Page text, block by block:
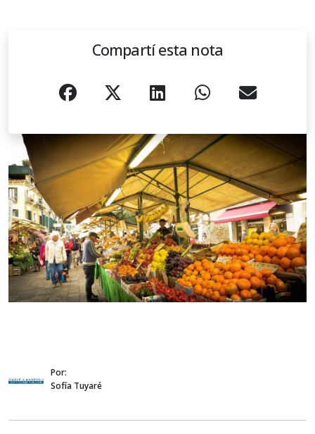
Compartí esta nota
Por:
Sofía Tuyaré